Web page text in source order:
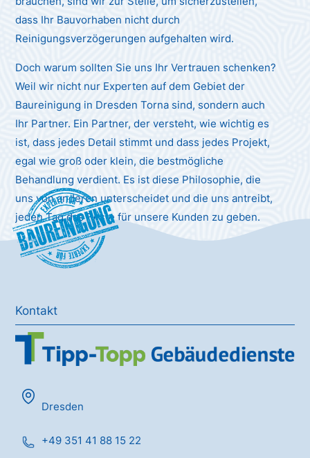
dass Ihr Bauvorhaben nicht durch
Reinigungsverzögerungen aufgehalten wird.
Doch warum sollten Sie uns Ihr Vertrauen schenken?
Weil wir nicht nur Experten auf dem Gebiet der
Baureinigung in Dresden Torna sind, sondern auch
Ihr Partner. Ein Partner, der versteht, wie wichtig es
ist, dass jedes Detail stimmt und dass jedes Projekt,
egal wie groß oder klein, die bestmögliche
Behandlung verdient. Es ist diese Philosophie, die
uns von anderen unterscheidet und die uns antreibt,
jeden Tag das Beste für unsere Kunden zu geben.
Baureinigung
Kontakt
Dresden
+49 351 41 88 15 22